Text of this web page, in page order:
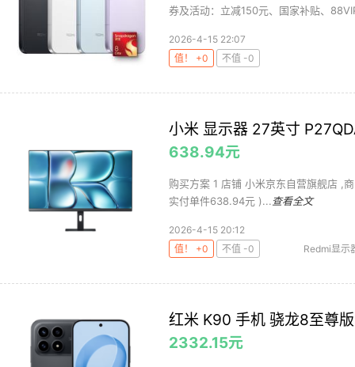
券及活动：立减150元、国家补贴、
2026-4-15 22:07
值！ +0
不值 -0
小米 显示器 27英寸
638.94元
购买方案 1 店铺 小米京东自营旗舰店 ,
实付单件638.94元 )... 查看全文
2026-4-15 20:12
值！ +0
不值 -0 Redmi显示
红米 K90 手机 骁龙8至尊
2332.15元